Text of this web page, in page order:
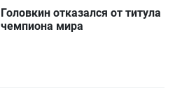
Головкин отказался от титула
чемпиона мира